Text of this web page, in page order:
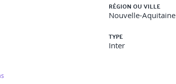
RÉGION OU VILLE
Nouvelle-Aquitaine
TYPE
Inter